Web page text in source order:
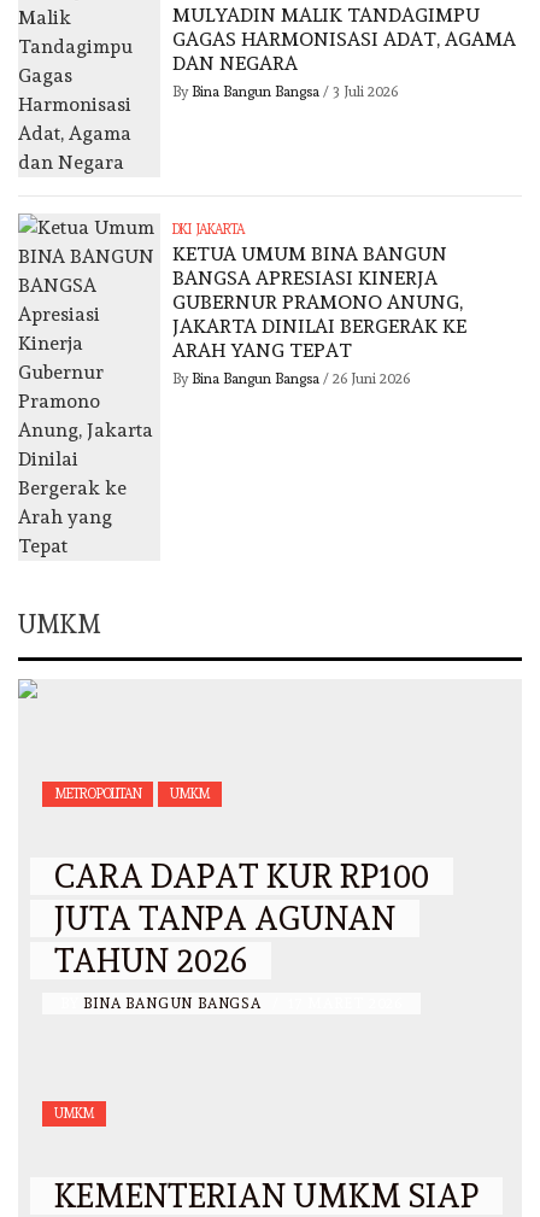
MULYADIN MALIK TANDAGIMPU
GAGAS HARMONISASI ADAT, AGAMA
DAN NEGARA
By Bina Bangun Bangsa / 3 Juli 2026
DKI JAKARTA
KETUA UMUM BINA BANGUN
BANGSA APRESIASI KINERJA
GUBERNUR PRAMONO ANUNG,
JAKARTA DINILAI BERGERAK KE
ARAH YANG TEPAT
By Bina Bangun Bangsa / 26 Juni 2026
UMKM
METROPOLITAN UMKM
CARA DAPAT KUR RP100
JUTA TANPA AGUNAN
TAHUN 2026
BINA BANGUN BANGSA
UMKM
KEMENTERIAN UMKM SIAP